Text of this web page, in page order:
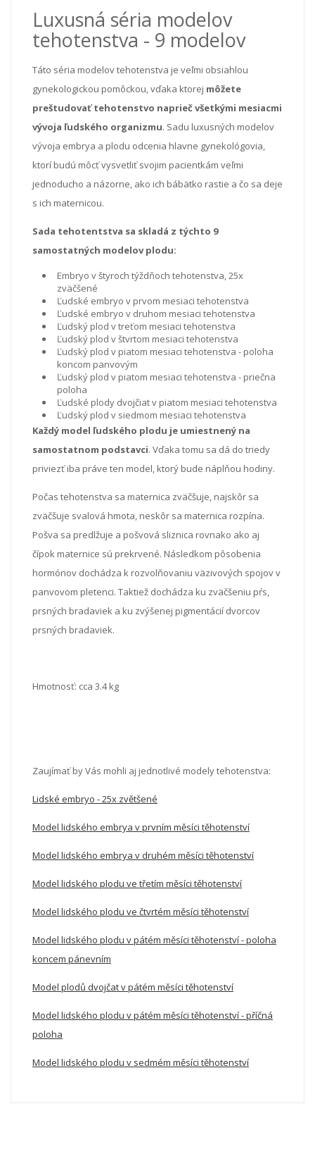
Luxusná séria modelov
tehotenstva - 9 modelov
Táto séria modelov tehotenstva je veľmi obsiahlou
gynekologickou pomôckou, vďaka ktorej môžete
preštudovať tehotenstvo naprieč všetkými mesiacmi
vývoja ľudského organizmu. Sadu luxusných modelov
vývoja embrya a plodu odcenia hlavne gynekológovia,
ktorí budú môcť vysvetliť svojim pacientkám veľmi
jednoducho a názorne, ako ich bábätko rastie a čo sa deje
s ich maternicou.
Sada tehotentstva sa skladá z týchto 9
samostatných modelov plodu:
Embryo v štyroch týždňoch tehotenstva, 25x
zväčšené
Ľudské embryo v prvom mesiaci tehotenstva
Ľudské embryo v druhom mesiaci tehotenstva
Ľudský plod v treťom mesiaci tehotenstva
Ľudský plod v štvrtom mesiaci tehotenstva
Ľudský plod v piatom mesiaci tehotenstva - poloha
koncom panvovým
Ľudský plod v piatom mesiaci tehotenstva - priečna
poloha
Ľudské plody dvojčiat v piatom mesiaci tehotenstva
Ľudský plod v siedmom mesiaci tehotenstva
Každý model ľudského plodu je umiestnený na
samostatnom podstavci. Vďaka tomu sa dá do triedy
priviezť iba práve ten model, ktorý bude náplňou hodiny.
Počas tehotenstva sa maternica zväčšuje, najskôr sa
zväčšuje svalová hmota, neskôr sa maternica rozpína.
Pošva sa predlžuje a pošvová sliznica rovnako ako aj
čípok maternice sú prekrvené. Následkom pôsobenia
hormónov dochádza k rozvolňovaniu väzivových spojov v
panvovom pletenci. Taktiež dochádza ku zväčšeniu pŕs,
prsných bradaviek a ku zvýšenej pigmentácií dvorcov
prsných bradaviek.
Hmotnosť: cca 3.4 kg
Zaujímať by Vás mohli aj jednotlivé modely tehotenstva:
Lidské embryo - 25x zvětšené
Model lidského embrya v prvním měsíci těhotenství
Model lidského embrya v druhém měsíci těhotenství
Model lidského plodu ve třetím měsíci těhotenství
Model lidského plodu ve čtvrtém měsíci těhotenství
Model lidského plodu v pátém měsíci těhotenství - poloha
koncem pánevním
Model plodů dvojčat v pátém měsíci těhotenství
Model lidského plodu v pátém měsíci těhotenství - příčná
poloha
Model lidského plodu v sedmém měsíci těhotenství